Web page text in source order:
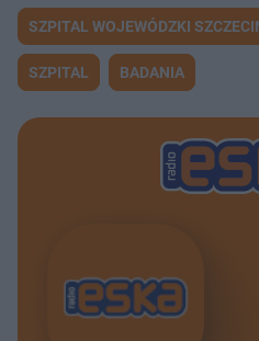
SZPITAL WOJEWÓDZKI
SZPITAL BADANIA